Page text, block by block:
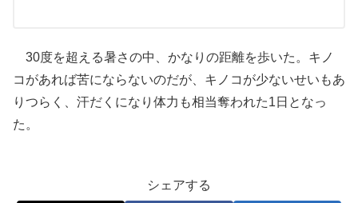
30度を超える暑さの中、かなりの距離を歩いた。キノ
コがあれば苦にならないのだが、キノコが少ないせいもあ
りつらく、汗だくになり体力も相当奪われた1日となっ
た。
シェアする